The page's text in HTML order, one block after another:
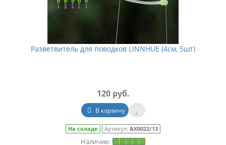
дыни" банка 110г
455 руб.
В корзину
Разветвитель для поводков LINNHUE (4см, 5шт)
120 руб.
В корзину
На складе Артикул: АХ0022/13